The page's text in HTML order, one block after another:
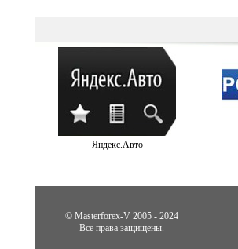
Яндекс.Авто
© Masterforex-V 2005 - 2024
Все права защищены.